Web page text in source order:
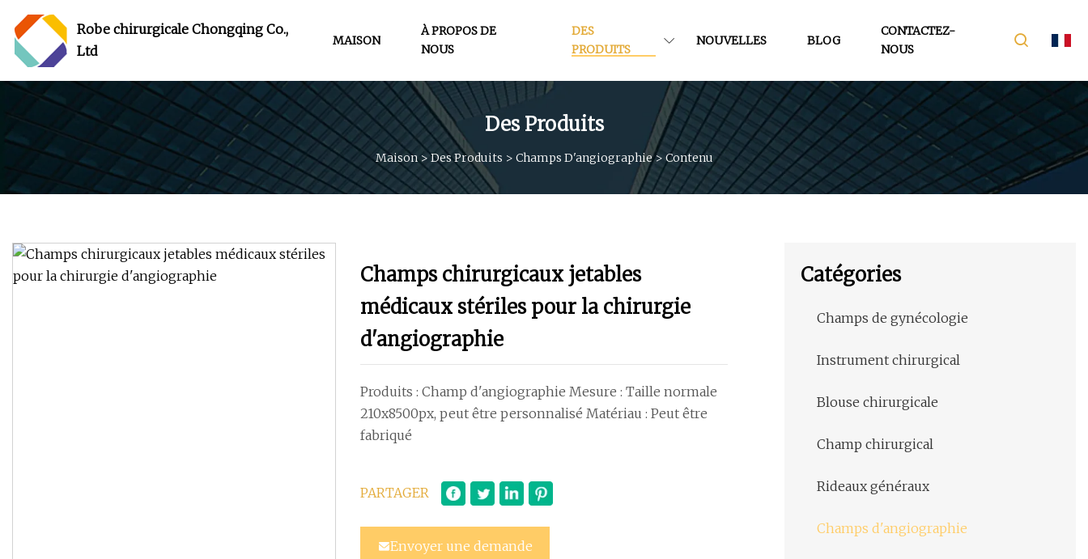
Robe chirurgicale Chongqing Co.,
Ltd
MAISON
À PROPOS DE
NOUS
DES
PRODUITS
NOUVELLES BLOG
CONTACTEZ-
NOUS
Des Produits
Maison>Des Produits > Champs D'angiographie> Contenu
Champs chirurgicaux jetables
médicaux stériles pour la chirurgie
d'angiographie
Produits : Champ d'angiographie Mesure : Taille normale
210x8500px, peut être personnalisé Matériau : Peut être
fabriqué
PARTAGER
Envoyer une demande
Catégories
Champs de gynécologie
Instrument chirurgical
Blouse chirurgicale
Champ chirurgical
Rideaux généraux
Champs d'angiographie